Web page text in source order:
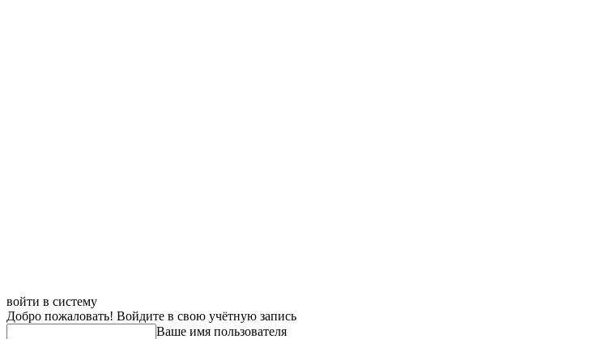
войти в систему
Добро пожаловать! Войдите в свою учётную запись
Ваше имя пользователя